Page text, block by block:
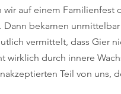
auf einem Familienfest
bekamen
vermittelt, dass Gier
wirklich durch innere
Teil von uns,